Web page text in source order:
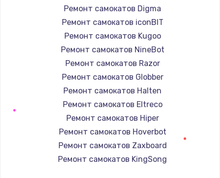
Замена конфорки
1100 руб.
Замена платы сенсора
900 руб.
Замена регулятора режимов конфорки
900 руб.
Заказать
Ремонт самокатов Digma
Ремонт самокатов iconBIT
Ремонт самокатов Kugoo
Ремонт самокатов NineBot
Ремонт самокатов Razor
Ремонт самокатов Globber
Ремонт самокатов Halten
Ремонт самокатов Eltreco
Ремонт самокатов Hiper
Ремонт самокатов Hoverbot
Ремонт самокатов Zaxboard
Ремонт самокатов KingSong